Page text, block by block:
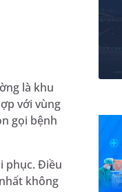
là khu
với vùng
gọi bệnh
phục. Điều
không